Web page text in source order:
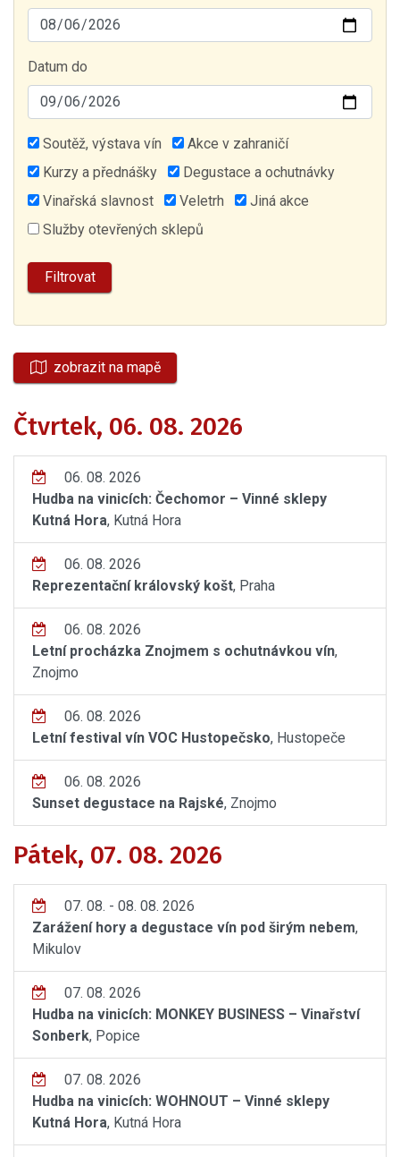
Datum do
Soutěž, výstava vín
Akce v zahraničí
Kurzy a přednášky
Degustace a ochutnávky
Vinařská slavnost
Veletrh
Jiná akce
Služby otevřených sklepů
zobrazit na mapě
Čtvrtek, 06. 08. 2026
06. 08. 2026
Hudba na vinicích: Čechomor – Vinné sklepy
Kutná Hora, Kutná Hora
06. 08. 2026
Reprezentační královský košt, Praha
06. 08. 2026
Letní procházka Znojmem s ochutnávkou vín,
Znojmo
06. 08. 2026
Letní festival vín VOC Hustopečsko, Hustopeče
06. 08. 2026
Sunset degustace na Rajské, Znojmo
Pátek, 07. 08. 2026
07. 08. - 08. 08. 2026
Zarážení hory a degustace vín pod širým nebem,
Mikulov
07. 08. 2026
Hudba na vinicích: MONKEY BUSINESS – Vinařství
Sonberk, Popice
07. 08. 2026
Hudba na vinicích: WOHNOUT – Vinné sklepy
Kutná Hora, Kutná Hora